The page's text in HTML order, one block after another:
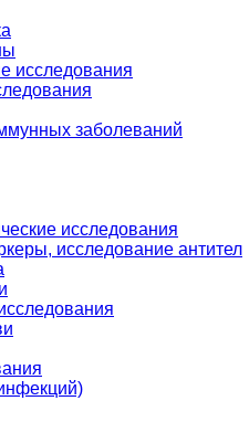
исследования
заболеваний
исследования
исследование антител